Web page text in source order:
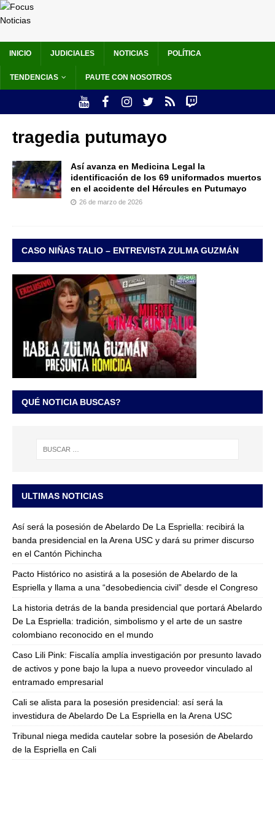
INICIO JUDICIALES NOTICIAS POLÍTICA
TENDENCIAS PAUTE CON NOSOTROS
tragedia putumayo
Así avanza en Medicina Legal la
identificación de los 69 uniformados muertos
en el accidente del Hércules en Putumayo
26 de marzo de 2026
CASO NIÑAS TALIO – ENTREVISTA ZULMA GUZMÁN
QUÉ NOTICIA BUSCAS?
ULTIMAS NOTICIAS
Así será la posesión de Abelardo De La Espriella: recibirá la
banda presidencial en la Arena USC y dará su primer discurso
en el Cantón Pichincha
Pacto Histórico no asistirá a la posesión de Abelardo de la
Espriella y llama a una “desobediencia civil” desde el Congreso
La historia detrás de la banda presidencial que portará Abelardo
De La Espriella: tradición, simbolismo y el arte de un sastre
colombiano reconocido en el mundo
Caso Lili Pink: Fiscalía amplía investigación por presunto lavado
de activos y pone bajo la lupa a nuevo proveedor vinculado al
entramado empresarial
Cali se alista para la posesión presidencial: así será la
investidura de Abelardo De La Espriella en la Arena USC
Tribunal niega medida cautelar sobre la posesión de Abelardo
de la Espriella en Cali